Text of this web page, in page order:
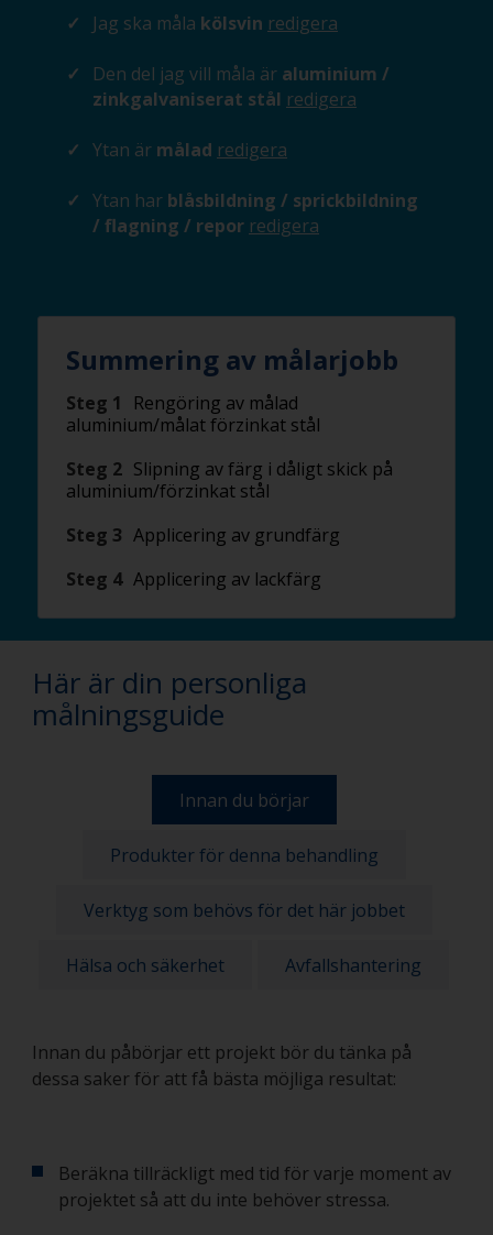
Jag ska måla kölsvin redigera
Den del jag vill måla är aluminium /
zinkgalvaniserat stål redigera
Ytan är målad redigera
Ytan har blåsbildning / sprickbildning
/ flagning / repor redigera
Summering av målarjobb
Steg 1
Rengöring av målad
aluminium/målat förzinkat stål
Steg 2 Slipning av färg i dåligt skick på
aluminium/förzinkat stål
Steg 3 Applicering av grundfärg
Steg 4 Applicering av lackfärg
Här är din personliga
målningsguide
Innan du börjar
Produkter för denna behandling
Verktyg som behövs för det här jobbet
Hälsa och säkerhet Avfallshantering
Innan du påbörjar ett projekt bör du tänka på
dessa saker för att få bästa möjliga resultat:
Beräkna tillräckligt med tid för varje moment av
projektet så att du inte behöver stressa.